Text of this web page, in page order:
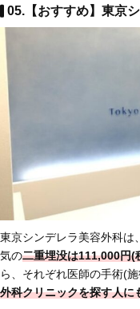
05.【おすすめ】東京
東京シンデレラ美容外科は
気の二重埋没は111,000円(
ら、それぞれ医師の手術(
外科クリニックを探す人に